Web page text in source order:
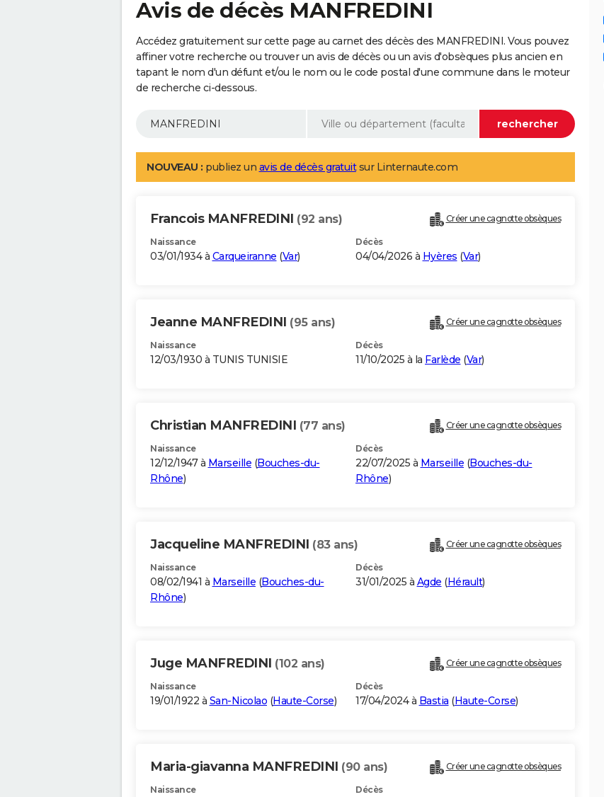
Avis de décès MANFREDINI
Accédez gratuitement sur cette page au carnet des décès des MANFREDINI. Vous pouvez
affiner votre recherche ou trouver un avis de décès ou un avis d'obsèques plus ancien en
tapant le nom d'un défunt et/ou le nom ou le code postal d'une commune dans le moteur
de recherche ci-dessous.
NOUVEAU : publiez un avis de décès gratuitsur Linternaute.com
Francois MANFREDINI (92 ans) Créer une cagnotte obsèques
Naissance
03/01/1934 à Carqueiranne (Var)
Décès
04/04/2026 à Hyères (Var)
Jeanne MANFREDINI (95 ans) Créer une cagnotte obsèques
Naissance
12/03/1930 à TUNIS TUNISIE
Décès
11/10/2025 à la Farlède (Var)
Christian MANFREDINI (77 ans) Créer une cagnotte obsèques
Naissance
12/12/1947 à Marseille (Bouches-du-
Rhône)
Décès
22/07/2025 à Marseille (Bouches-du-
Rhône)
Jacqueline MANFREDINI (83 ans) Créer une cagnotte obsèques
Naissance
08/02/1941 à Marseille (Bouches-du-
Rhône)
Décès
31/01/2025 à Agde (Hérault)
Juge MANFREDINI (102 ans) Créer une cagnotte obsèques
Naissance
19/01/1922 à San-Nicolao (Haute-Corse)
Décès
17/04/2024 à Bastia (Haute-Corse)
Maria-giavanna MANFREDINI (90 ans) Créer une cagnotte obsèques
Naissance Décès